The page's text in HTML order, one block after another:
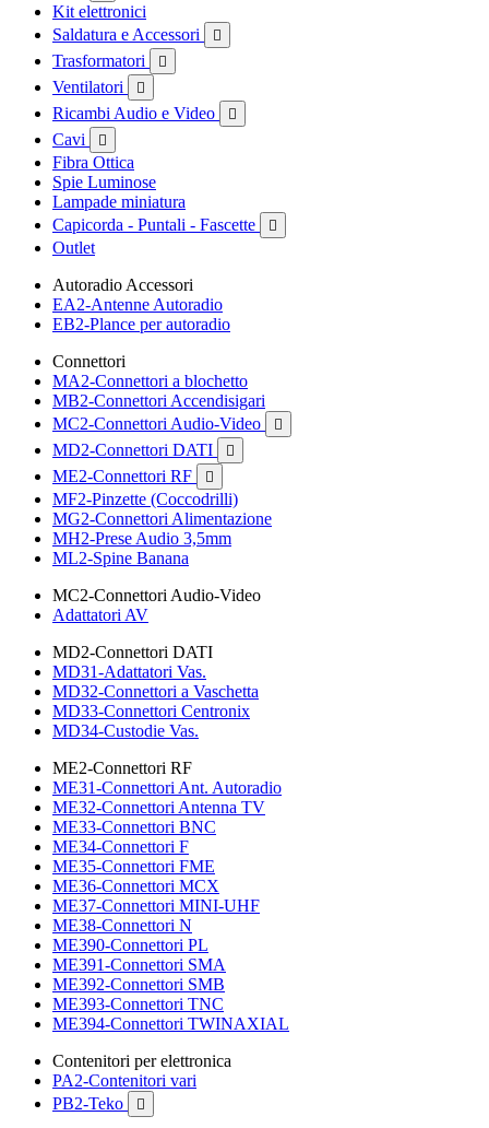
Kit elettronici
Saldatura e Accessori

Trasformatori 
Ventilatori 
Ricambi Audio e Video 
Cavi 
Fibra Ottica
Spie Luminose
Lampade miniatura
Capicorda - Puntali - Fascette

Outlet
Autoradio Accessori
EA2-Antenne Autoradio
EB2-Plance per autoradio
Connettori
MA2-Connettori a blochetto
MB2-Connettori Accendisigari
MC2-Connettori Audio-Video

MD2-Connettori DATI 
ME2-Connettori RF 
MF2-Pinzette (Coccodrilli)
MG2-Connettori Alimentazione
MH2-Prese Audio 3,5mm
ML2-Spine Banana
MC2-Connettori Audio-Video
Adattatori AV
MD2-Connettori DATI
MD31-Adattatori Vas.
MD32-Connettori a Vaschetta
MD33-Connettori Centronix
MD34-Custodie Vas.
ME2-Connettori RF
ME31-Connettori Ant. Autoradio
ME32-Connettori Antenna TV
ME33-Connettori BNC
ME34-Connettori F
ME35-Connettori FME
ME36-Connettori MCX
ME37-Connettori MINI-UHF
ME38-Connettori N
ME390-Connettori PL
ME391-Connettori SMA
ME392-Connettori SMB
ME393-Connettori TNC
ME394-Connettori TWINAXIAL
Contenitori per elettronica
PA2-Contenitori vari
PB2-Teko
